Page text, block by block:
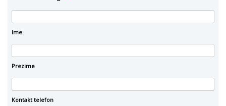
Ime
Prezime
Kontakt telefon